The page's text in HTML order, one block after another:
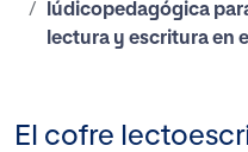
lúdicopedagógica
lectura y escritura en
El cofre